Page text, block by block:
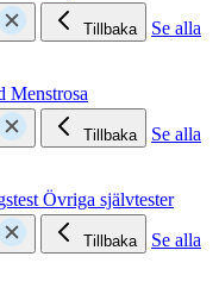
Tillbaka
Se alla
Menstrosa
Tillbaka
Se alla
Övriga självtester
Tillbaka
Se alla